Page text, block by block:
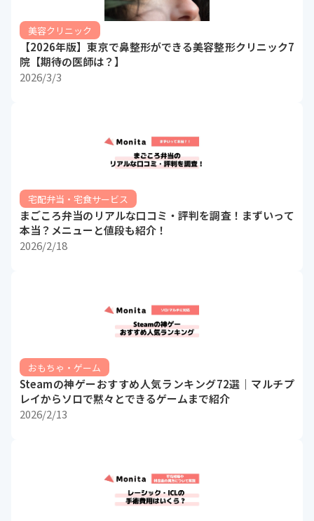
美容クリニック
【2026年版】東京で鼻整形ができる美容整形クリニック7
院【期待の医師は？】
2026/3/3
宅配弁当・宅食サービス
まごころ弁当のリアルな口コミ・評判を調査！まずいって
本当？メニューと値段も紹介！
2026/2/18
おもちゃ・ゲーム
Steamの神ゲーおすすめ人気ランキング72選｜マルチプ
レイからソロで黙々とできるゲームまで紹介
2026/2/13